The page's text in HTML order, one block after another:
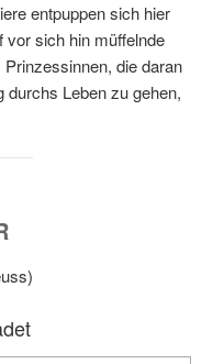
entpuppen sich hier
vor sich hin müffelnde
die daran
durchs Leben zu gehen,